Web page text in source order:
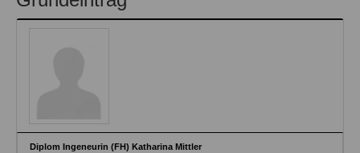
Diplom Ingeneurin (FH) Katharina Mittler